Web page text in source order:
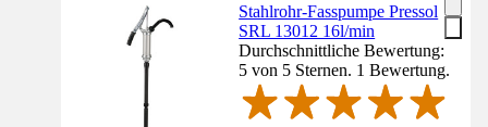
Stahlrohr-Fasspumpe Pressol
SRL 13012 16l/min
Durchschnittliche Bewertung:
5 von 5 Sternen. 1 Bewertung.